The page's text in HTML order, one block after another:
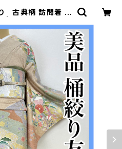
り 古典柄 訪問着 正